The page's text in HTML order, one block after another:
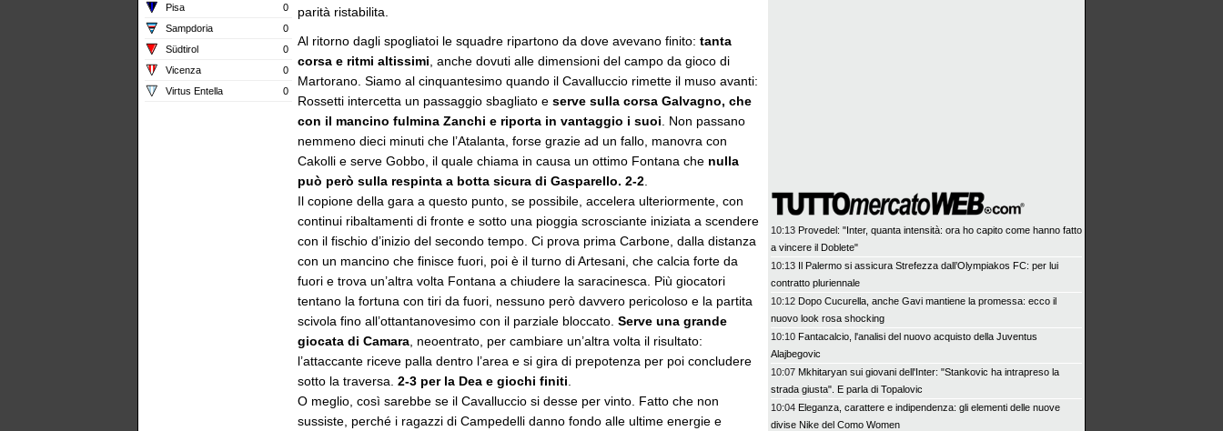
Pisa
0
Sampdoria
0
Südtirol
0
Vicenza
0
Virtus Entella
0
parità ristabilita.
Al ritorno dagli spogliatoi le squadre ripartono da dove avevano finito: tanta
corsa e ritmi altissimi , anche dovuti alle dimensioni del campo da gioco di
Martorano. Siamo al cinquantesimo quando il Cavalluccio rimette il muso avanti:
Rossetti intercetta un passaggio sbagliato e serve sulla corsa Galvagno, che
con il mancino fulmina Zanchi e riporta in vantaggio i suoi . Non passano
nemmeno dieci minuti che l’Atalanta, forse grazie ad un fallo, manovra con
Cakolli e serve Gobbo, il quale chiama in causa un ottimo Fontana che nulla
può però sulla respinta a botta sicura di Gasparello. 2-2
Il copione della gara a questo punto, se possibile, accelera ulteriormente, con
continui ribaltamenti di fronte e sotto una pioggia scrosciante iniziata a scendere
con il fischio d’inizio del secondo tempo. Ci prova prima Carbone, dalla distanza
con un mancino che finisce fuori, poi è il turno di Artesani, che calcia forte da
fuori e trova un’altra volta Fontana a chiudere la saracinesca. Più giocatori
tentano la fortuna con tiri da fuori, nessuno però davvero pericoloso e la partita
scivola fino all’ottantanovesimo con il parziale bloccato. Serve una grande
giocata di Camara , neoentrato, per cambiare un’altra volta il risultato:
l’attaccante riceve palla dentro l’area e si gira di prepotenza per poi concludere
sotto la traversa. 2-3 per la Dea e giochi finiti
O meglio, così sarebbe se il Cavalluccio si desse per vinto. Fatto che non
sussiste, perché i ragazzi di Campedelli danno fondo alle ultime energie e
10:13 Provedel: "Inter, quanta intensità: ora ho capito come hanno fatto
a vincere il Doblete"
10:13 Il Palermo si assicura Strefezza dall’Olympiakos FC: per lui
contratto pluriennale
10:12 Dopo Cucurella, anche Gavi mantiene la promessa: ecco il
nuovo look rosa shocking
10:10 Fantacalcio, l'analisi del nuovo acquisto della Juventus
Alajbegovic
10:07 Mkhitaryan sui giovani dell'Inter: "Stankovic ha intrapreso la
strada giusta". E parla di Topalovic
10:04 Eleganza, carattere e indipendenza: gli elementi delle nuove
divise Nike del Como Women